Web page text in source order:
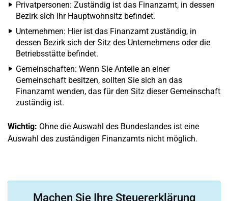
Privatpersonen: Zuständig ist das Finanzamt, in dessen
Bezirk sich Ihr Hauptwohnsitz befindet.
Unternehmen: Hier ist das Finanzamt zuständig, in
dessen Bezirk sich der Sitz des Unternehmens oder die
Betriebsstätte befindet.
Gemeinschaften: Wenn Sie Anteile an einer
Gemeinschaft besitzen, sollten Sie sich an das
Finanzamt wenden, das für den Sitz dieser Gemeinschaft
zuständig ist.
Wichtig: Ohne die Auswahl des Bundeslandes ist eine
Auswahl des zuständigen Finanzamts nicht möglich.
Machen Sie Ihre Steuererklärung